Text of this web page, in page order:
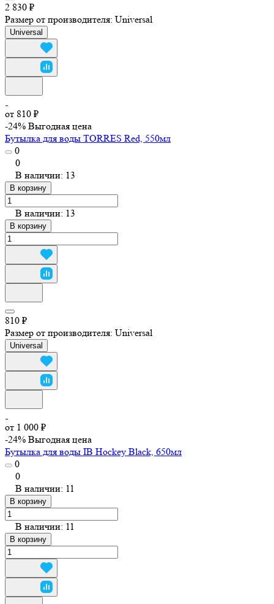
2 830 ₽
Размер от производителя: Universal
Universal
от 810 ₽
-24% Выгодная цена
Бутылка для воды TORRES Red, 550мл
0
0
В наличии: 13
В корзину
В наличии: 13
В корзину
810 ₽
Размер от производителя: Universal
Universal
от 1 000 ₽
-24% Выгодная цена
Бутылка для воды IB Hockey Black, 650мл
0
0
В наличии: 11
В корзину
В наличии: 11
В корзину